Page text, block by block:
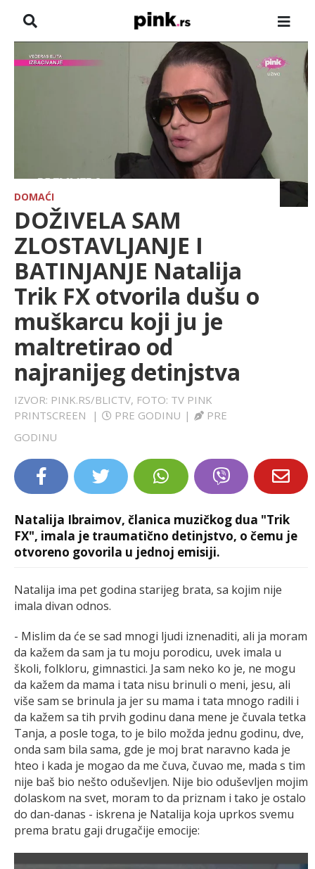
NASLOVNA
HRONIKA
FARMERI
TV
SPORT
LIFESTYLE
EXTRA
DOMAĆI
DOŽIVELA SAM
ZLOSTAVLJANJE I
BATINJANJE Natalija
Trik FX otvorila dušu o
muškarcu koji ju je
maltretirao od
najranijeg detinjstva
IZVOR: PINK.RS/BLICTV, FOTO: TV PINK
PRINTSCREEN
| PRE GODINU |
PRE
GODINU
Natalija Ibraimov, članica muzičkog dua "Trik
FX", imala je traumatično detinjstvo, o čemu je
otvoreno govorila u jednoj emisiji.
Natalija ima pet godina starijeg brata, sa kojim nije
imala divan odnos.
- Mislim da će se sad mnogi ljudi iznenaditi, ali ja moram
da kažem da sam ja tu moju porodicu, uvek imala u
školi, folkloru, gimnastici. Ja sam neko ko je, ne mogu
da kažem da mama i tata nisu brinuli o meni, jesu, ali
više sam se brinula ja jer su mama i tata mnogo radili i
da kažem sa tih prvih godinu dana mene je čuvala tetka
Tanja, a posle toga, to je bilo možda jednu godinu, dve,
onda sam bila sama, gde je moj brat naravno kada je
hteo i kada je mogao da me čuva, čuvao me, mada s tim
nije baš bio nešto oduševljen. Nije bio oduševljen mojim
dolaskom na svet, moram to da priznam i tako je ostalo
do dan-danas - iskrena je Natalija koja uprkos svemu
prema bratu gaji drugačije emocije: